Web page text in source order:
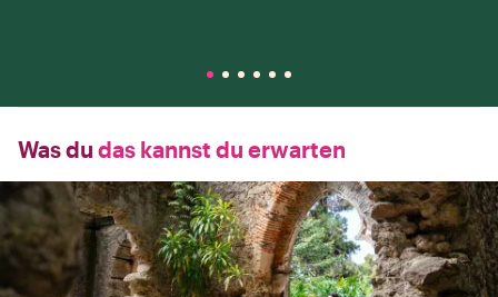
Was du das kannst du erwarten